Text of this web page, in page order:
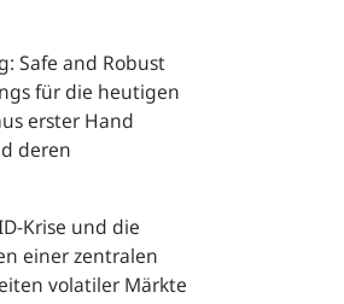
Safe and Robust
für die heutigen
erster Hand
deren
Krise und die
einer zentralen
volatiler Märkte